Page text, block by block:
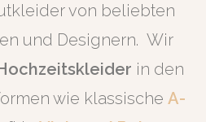
von beliebten
und Designern.Wir
in den
wie klassischeA-